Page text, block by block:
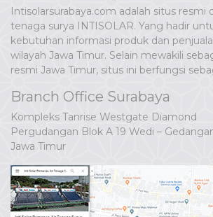
Intisolarsurabaya.com adalah situs resmi
tenaga surya INTISOLAR. Yang hadir
kebutuhan informasi produk dan
wilayah Jawa Timur. Selain mewakili
resmi Jawa Timur, situs ini berfungsi
Branch Office Surabaya
Kompleks Tanrise Westgate Diamond
Pergudangan Blok A 19 Wedi –
Jawa Timur